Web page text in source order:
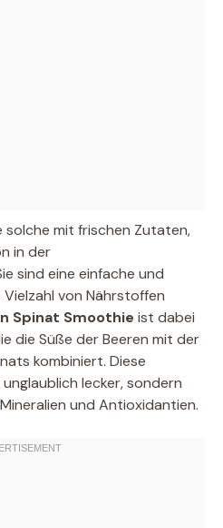
solche mit frischen Zutaten,
in der
sind eine einfache und
von Nährstoffen
Spinat Smoothie ist dabei
die Süße der Beeren mit der
kombiniert. Diese
lecker, sondern
und Antioxidantien.